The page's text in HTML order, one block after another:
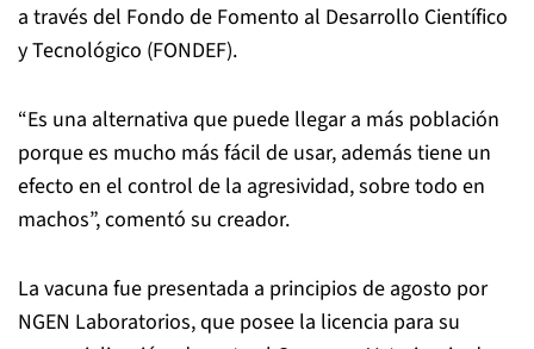
a través del Fondo de Fomento al Desarrollo Científico
y Tecnológico (FONDEF).
“Es una alternativa que puede llegar a más población
porque es mucho más fácil de usar, además tiene un
efecto en el control de la agresividad, sobre todo en
machos”, comentó su creador.
La vacuna fue presentada a principios de agosto por
NGEN Laboratorios, que posee la licencia para su